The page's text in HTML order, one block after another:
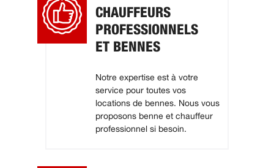
CHAUFFEURS
PROFESSIONNELS
ET BENNES
Notre expertise est à votre
service pour toutes vos
locations de bennes. Nous vous
proposons benne et chauffeur
professionnel si besoin.